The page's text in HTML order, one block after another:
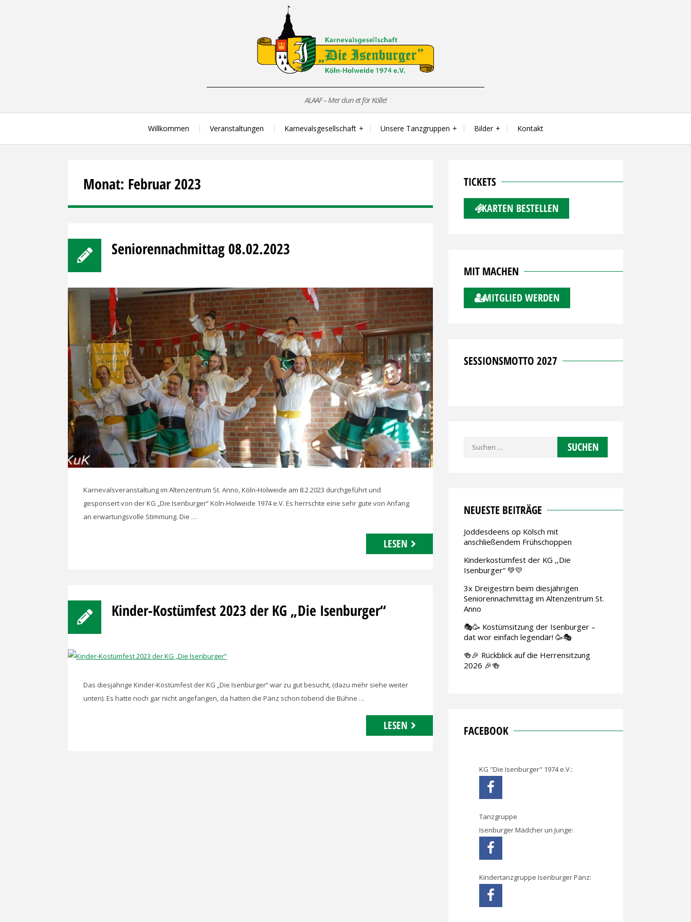
ALAAF – Mer dun et för Kölle!
Willkommen Veranstaltungen Karnevalsgesellschaft Unsere Tanzgruppen Bilder Kontakt
Monat: Februar 2023
Seniorennachmittag 08.02.2023
Karnevalsveranstaltung im Altenzentrum St. Anno, Köln-Holweide am 8.2.2023 durchgeführt und
gesponsert von der KG „Die Isenburger“ Köln-Holweide 1974 e.V. Es herrschte eine sehr gute von Anfang
an erwartungsvolle Stimmung. Die …
LESEN
Kinder-Kostümfest 2023 der KG „Die Isenburger“
Das diesjährige Kinder-Kostümfest der KG „Die Isenburger“ war zu gut besucht, (dazu mehr siehe weiter
unten). Es hatte noch gar nicht angefangen, da hatten die Pänz schon tobend die Bühne …
LESEN
TICKETS
KARTEN BESTELLEN
MIT MACHEN
MITGLIED WERDEN
SESSIONSMOTTO 2027
Suchen
NEUESTE BEITRÄGE
Joddesdeens op Kölsch mit
anschließendem Frühschoppen
Kinderkostümfest der KG ,,Die
Isenburger“ 💚💛
3x Dreigestirn beim diesjährigen
Seniorennachmittag im Altenzentrum St.
Anno
🎭🥳 Kostümsitzung der Isenburger –
dat wor einfach legendär! 🥳🎭
🍻🎉 Rückblick auf die Herrensitzung
2026 🎉🍻
FACEBOOK
KG "Die Isenburger" 1974 e.V.:
Tanzgruppe
Isenburger Mädcher un Junge:
Kindertanzgruppe Isenburger Pänz: